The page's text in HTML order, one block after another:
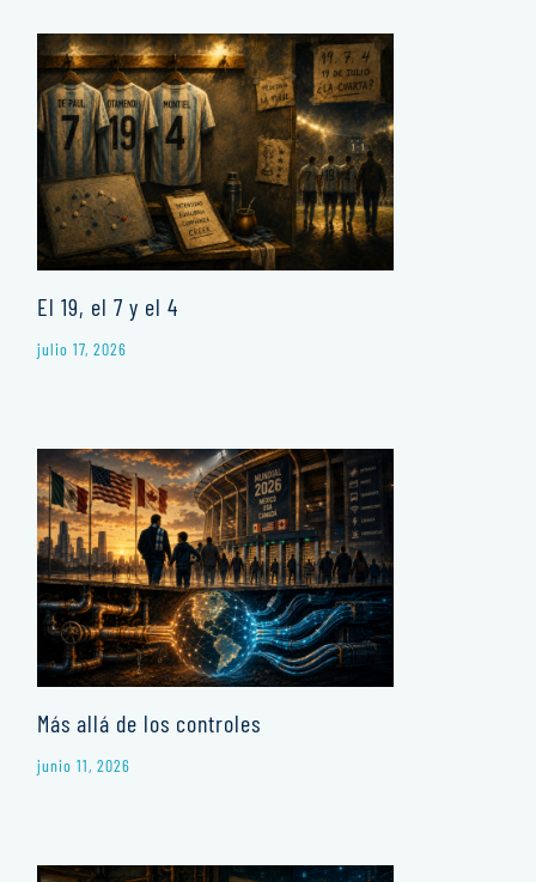
El 19, el 7 y el 4
julio 17, 2026
Más allá de los controles
junio 11, 2026